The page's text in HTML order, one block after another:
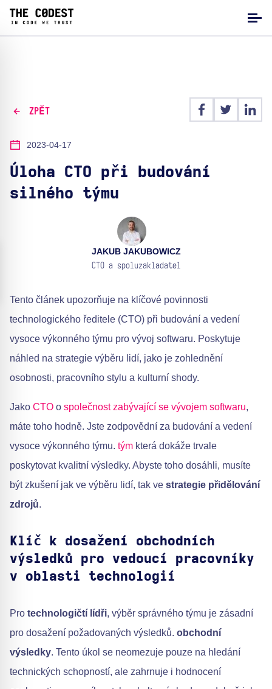
ZPĚT
2023-04-17
Úloha CTO při budování
silného týmu
JAKUB JAKUBOWICZ
CTO a spoluzakladatel
Tento článek upozorňuje na klíčové povinnosti
technologického ředitele (CTO) při budování a vedení
vysoce výkonného týmu pro vývoj softwaru. Poskytuje
náhled na strategie výběru lidí, jako je zohlednění
osobnosti, pracovního stylu a kulturní shody.
Jako CTO o společnost zabývající se vývojem softwaru,
máte toho hodně. Jste zodpovědní za budování a vedení
vysoce výkonného týmu. tým která dokáže trvale
poskytovat kvalitní výsledky. Abyste toho dosáhli, musíte
být zkušení jak ve výběru lidí, tak ve strategie přidělování
zdrojů.
Klíč k dosažení obchodních
výsledků pro vedoucí pracovníky
v oblasti technologií
Pro technologičtí lídři, výběr správného týmu je zásadní
pro dosažení požadovaných výsledků. obchodní
výsledky. Tento úkol se neomezuje pouze na hledání
technických schopností, ale zahrnuje i hodnocení